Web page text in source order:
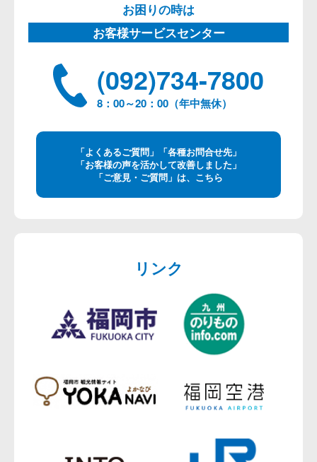
お困りの時は
お客様サービスセンター
(092)734-7800
8：00～20：00（年中無休）
「よくあるご質問」「各種お問合せ先」
「お客様の声を活かして改善しました」
「ご意見・ご質問」は、こちら
リンク